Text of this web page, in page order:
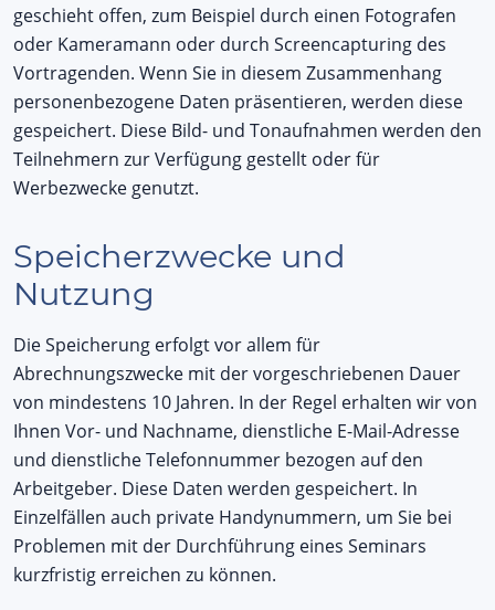
geschieht offen, zum Beispiel durch einen Fotografen
oder Kameramann oder durch Screencapturing des
Vortragenden. Wenn Sie in diesem Zusammenhang
personenbezogene Daten präsentieren, werden diese
gespeichert. Diese Bild- und Tonaufnahmen werden den
Teilnehmern zur Verfügung gestellt oder für
Werbezwecke genutzt.
Speicherzwecke und
Nutzung
Die Speicherung erfolgt vor allem für
Abrechnungszwecke mit der vorgeschriebenen Dauer
von mindestens 10 Jahren. In der Regel erhalten wir von
Ihnen Vor- und Nachname, dienstliche E-Mail-Adresse
und dienstliche Telefonnummer bezogen auf den
Arbeitgeber. Diese Daten werden gespeichert. In
Einzelfällen auch private Handynummern, um Sie bei
Problemen mit der Durchführung eines Seminars
kurzfristig erreichen zu können.